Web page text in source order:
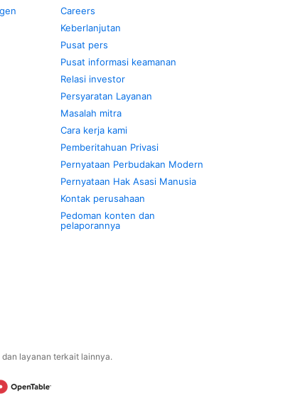
Careers
Keberlanjutan
Pusat pers
Pusat informasi keamanan
Relasi investor
Persyaratan Layanan
Masalah mitra
Cara kerja kami
Pemberitahuan Privasi
Pernyataan Perbudakan Modern
Pernyataan Hak Asasi Manusia
Kontak perusahaan
Pedoman konten dan
pelaporannya
layanan terkait lainnya.